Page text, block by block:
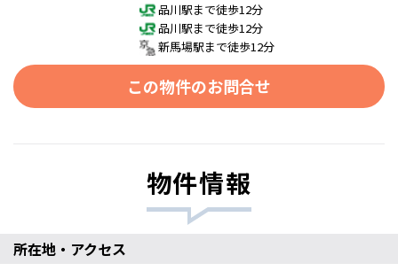
品川駅まで徒歩12分
品川駅まで徒歩12分
新馬場駅まで徒歩12分
この物件のお問合せ
物件情報
所在地・アクセス